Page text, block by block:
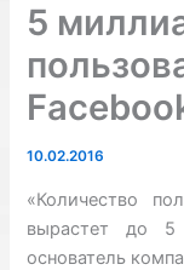
5
10.02.2016
«Количество
вырастет до
основатель